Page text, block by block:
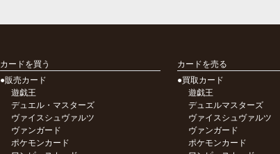
カードを買う
●販売カード
遊戯王
デュエル・マスターズ
ヴァイスシュヴァルツ
ヴァンガード
ポケモンカード
カードを売る
●買取カード
遊戯王
デュエルマスターズ
ヴァイスシュヴァルツ
ヴァンガード
ポケモンカード